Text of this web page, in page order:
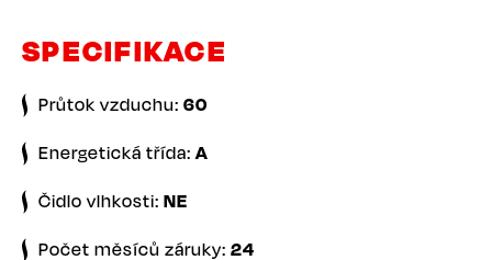
SPECIFIKACE
Průtok vzduchu: 60
Energetická třída:A
Čidlo vlhkosti: NE
Počet měsíců záruky: 24